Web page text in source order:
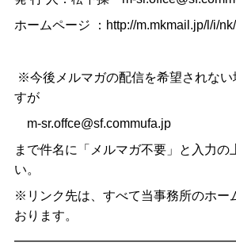
ホームページ ：http://m.mkmail.jp/l/i/
※今後メルマガの配信を希望されない
すが
m-sr.offce@sf.commufa.jp
まで件名に「メルマガ不要」と入力の
い。
※リンク先は、すべて当事務所のホー
おります。